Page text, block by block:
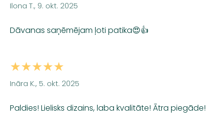
Ilona T., 9. okt. 2025
Dāvanas saņēmējam ļoti patika😍👍
★★★★★
Ināra K., 5. okt. 2025
Paldies! Lielisks dizains, laba kvalitāte! Ātra piegāde!